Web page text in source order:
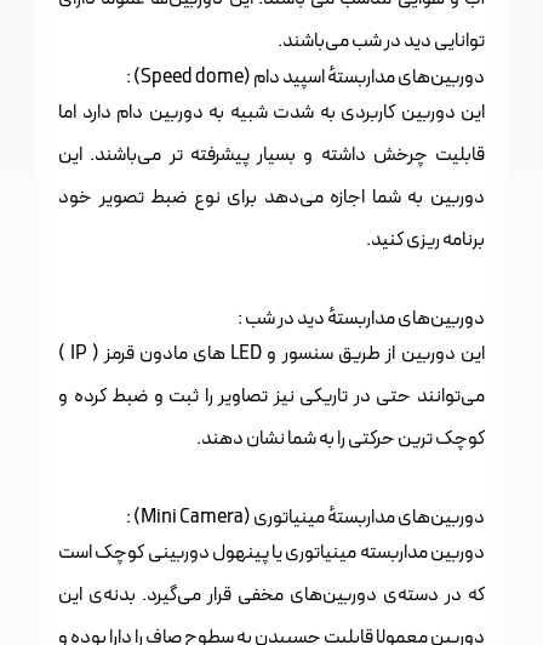
توانایی دید در شب می‌باشند.
دوربین‌های مداربستهٔ اسپید دام (Speed dome) :
این دوربین کاربردی به شدت شبیه به دوربین دام دارد اما
قابلیت چرخش داشته و بسیار پیشرفته تر می‌باشند. این
دوربین به شما اجازه می‌دهد برای نوع ضبط تصویر خود
برنامه ریزی کنید.
دوربین‌های مداربستهٔ دید در شب :
این دوربین از طریق سنسور و LED های مادون قرمز ( IP )
می‌توانند حتی در تاریکی نیز تصاویر را ثبت و ضبط کرده و
کوچک ترین حرکتی را به شما نشان دهند.
دوربین‌های مداربستهٔ مینیاتوری (Mini Camera) :
دوربین مداربسته مینیاتوری یا پینهول دوربینی کوچک است
که در دسته‌ی دوربین‌های مخفی قرار می‌گیرد. بدنه‌ی این
دوربین معمولا قابلیت چسبیدن به سطوح صاف را دارا بوده و